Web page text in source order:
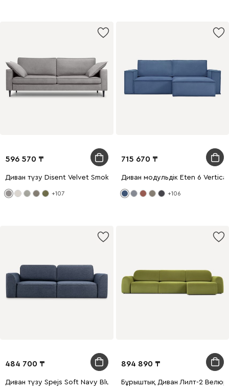
596 570
Диван түзу Disent Velvet Smoke
+107
715 670
Диван модульдік Eten 6
+106
484 700
Диван түзу Spejs Soft Navy Blue
894 890
Бұрыштық Диван Лилт-2